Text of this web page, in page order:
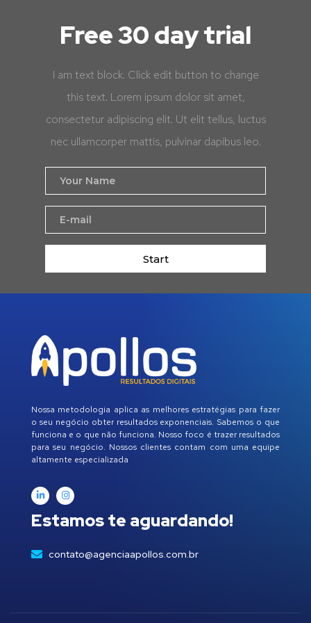
Free 30 day trial
I am text block. Click edit button to change
this text. Lorem ipsum dolor sit amet,
consectetur adipiscing elit. Ut elit tellus, luctus
nec ullamcorper mattis, pulvinar dapibus leo.
Start
Nossa metodologia aplica as melhores estratégias para fazer
o seu negócio obter resultados exponenciais. Sabemos o que
funciona e o que não funciona. Nosso foco é trazer resultados
para seu negócio. Nossos clientes contam com uma equipe
altamente especializada
Estamos te aguardando!
contato@agenciaapollos.com.br